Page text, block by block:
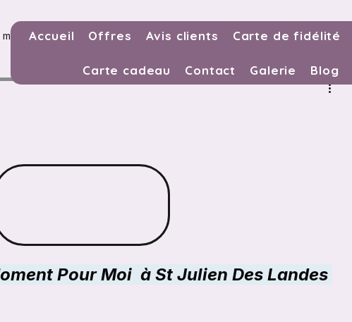
Accueil Offres Avis clients Carte de fidélité
Carte cadeau Contact Galerie Blog
ongle visage visage
Pour Moi  à St Julien Des Landes